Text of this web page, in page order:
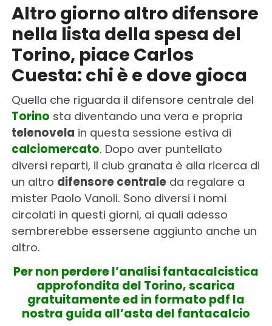
Altro giorno altro difensore
nella lista della spesa del
Torino, piace Carlos
Cuesta: chi è e dove gioca
Quella che riguarda il difensore centrale del
Torino sta diventando una vera e propria
telenovela in questa sessione estiva di
calciomercato. Dopo aver puntellato
diversi reparti, il club granata è alla ricerca di
un altro difensore centraleda regalare a
mister Paolo Vanoli. Sono diversi i nomi
circolati in questi giorni, ai quali adesso
sembrerebbe essersene aggiunto anche un
altro.
Per non perdere l’analisi fantacalcistica
approfondita del Torino, scarica
gratuitamente ed in formato pdf la
nostra guida all’asta del fantacalcio